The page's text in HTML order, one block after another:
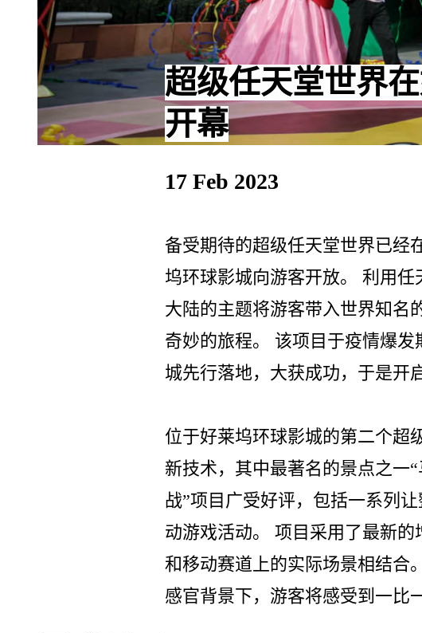
超级任天堂世界
开幕
17 Feb 2023
备受期待的超级任天堂世界已经
坞环球影城向游客开放。 利用
大陆的主题将游客带入世界知名
奇妙的旅程。 该项目于疫情爆发
城先行落地，大获成功，于是开
位于好莱坞环球影城的第二个超
新技术，其中最著名的景点之一
战”项目广受好评，包括一系列
动游戏活动。 项目采用了最新
和移动赛道上的实际场景相结合
感官背景下，游客将感受到一比